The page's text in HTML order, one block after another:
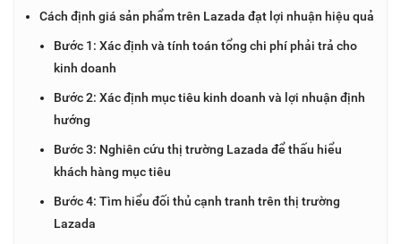
Cách định giá sản phẩm trên Lazada đạt lợi nhuận hiệu quả
Bước 1: Xác định và tính toán tổng chi phí phải trả cho
kinh doanh
Bước 2: Xác định mục tiêu kinh doanh và lợi nhuận định
hướng
Bước 3: Nghiên cứu thị trường Lazada để thấu hiểu
khách hàng mục tiêu
Bước 4: Tìm hiểu đối thủ cạnh tranh trên thị trường
Lazada